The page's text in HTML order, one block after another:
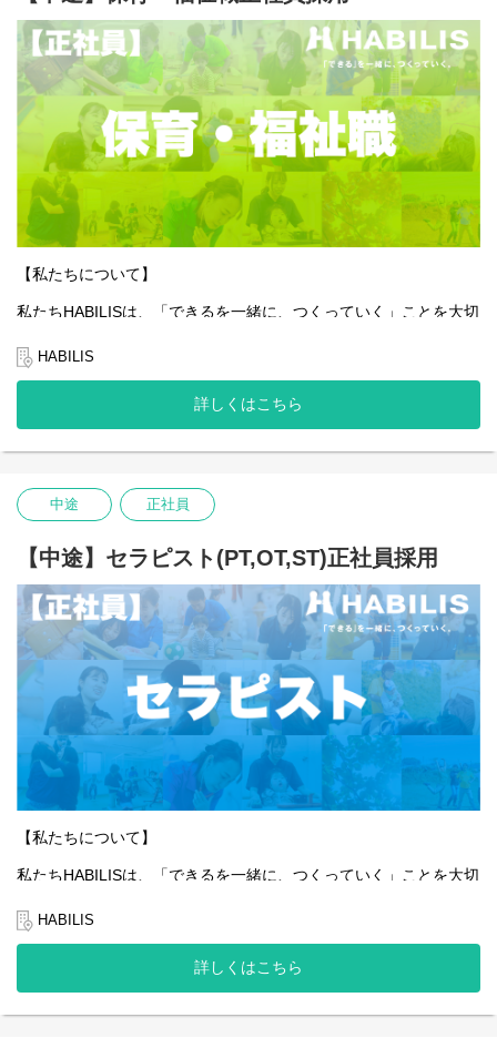
【私たちについて】
私たちHABILISは、「できるを一緒に、つくっていく」ことを大切
全国的に約5％しかない、重症心身障害児や医療的ケア児の支援を
行っている企業です。
私たちは子どもたちやご家族、そして社会の「できる」を広げて
いくことはもちろんのこと、一緒に働くスタッフ自身の「でき
る」も同じように大切にしています。
可能性を一緒につくっていける場所でありたいと願っています。
あなたの「できる」が、HABILISで広がっていくことを心から応援
しています。
HABILIS
詳しくはこちら
中途 正社員
【中途】セラピスト(PT,OT,ST)正社員採用
【私たちについて】
私たちHABILISは、「できるを一緒に、つくっていく」ことを大切
全国的に約5％しかない、重症心身障害児や医療的ケア児の支援を
行っている企業です。
私たちは子どもたちやご家族、そして社会の「できる」を広げて
いくことはもちろんのこと、一緒に働くスタッフ自身の「でき
る」も同じように大切にしています。
HABILIS
詳しくはこちら